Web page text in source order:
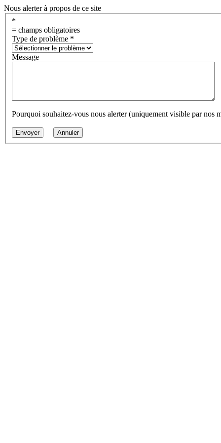
Nous alerter à propos de ce site
*
= champs obligatoires
Type de problème *
Message
Pourquoi souhaitez-vous nous alerter (uniquement visible par nos